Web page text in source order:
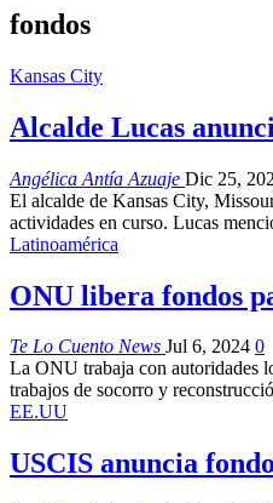
fondos
Kansas City
Alcalde Lucas
Angélica Antía Azuaje Dic 25,
El alcalde de Kansas City,
actividades en curso. Lucas
Latinoamérica
ONU libera fondos
Te Lo Cuento News Jul 6, 2024 0
La ONU trabaja con autoridades
trabajos de socorro y
EE.UU
USCIS anuncia